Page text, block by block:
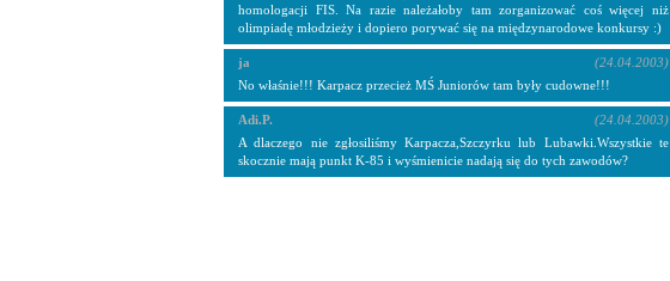
homologacji FIS. Na razie należałoby tam zorganizować coś więcej niż
olimpiadę młodzieży i dopiero porywać się na międzynarodowe konkursy :)
ja
No właśnie!!! Karpacz przecież MŚ Juniorów tam były cudowne!!!
(24.04.2003)
Adi.P.
A dlaczego nie zgłosiliśmy Karpacza,Szczyrku lub Lubawki.Wszystkie te
skocznie mają punkt K-85 i wyśmienicie nadają się do tych zawodów?
(24.04.2003)